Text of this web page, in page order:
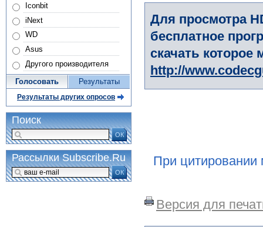
Для просмотра
бесплатное
скачать
http://
При цитировании
Версия для
Iconbit
iNext
WD
Asus
Другого производителя
Голосовать Результаты
Результаты других опросов
Поиск
ОК
Рассылки Subscribe.Ru
ОК